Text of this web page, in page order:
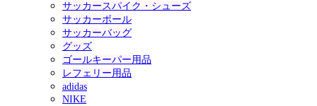
サッカースパイク・シューズ
サッカーボール
サッカーバッグ
グッズ
ゴールキーパー用品
レフェリー用品
adidas
NIKE